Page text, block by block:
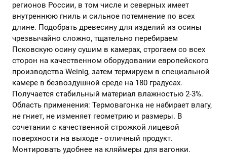
регионов России, в том числе и северных имеет
внутреннюю гниль и сильное потемнение по всех
длине. Подобрать древесину для изделий из осины
чрезвычайно сложно, тщательно перебираем
Псковскую осину сушим в камерах, строгаем со всех
сторон на качественном оборудовании европейского
производства Weinig, затем термируем в специальной
камере в безвоздушной среде на 180 градусах.
Получается стабильный материал влажностью 2-3%.
Область применения: Термовагонка не набирает влагу,
не гниет, не изменяет геометрию и размеры. В
сочетании с качественной строжкой лицевой
поверхности на выходе - отличный продукт.
Монтировать удобнее на кляймеры для вагонки.